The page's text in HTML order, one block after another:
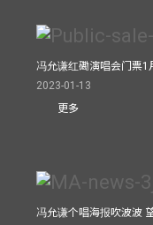
冯允谦红磡演唱会门票1
2023-01-13
更多
冯允谦个唱海报吹波波